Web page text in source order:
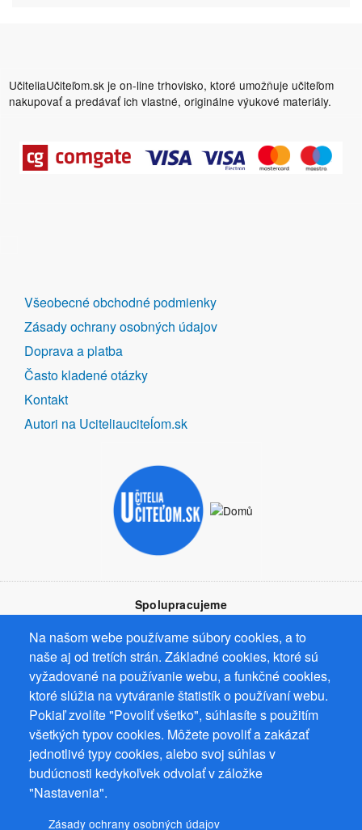
UčiteliaUčiteľom.sk je on-line trhovisko, ktoré umožňuje učiteľom
nakupovať a predávať ich vlastné, originálne výukové materiály.
Na našom webe používame súbory cookies, a to
naše aj od tretích strán. Základné cookies, ktoré sú
vyžadované na používanie webu, a funkčné cookies,
ktoré slúžia na vytváranie štatistík o používaní webu.
Pokiaľ zvolíte "Povoliť všetko", súhlasíte s použitím
všetkých typov cookies. Môžete povoliť a zakázať
jednotlivé typy cookies, alebo svoj súhlas v
budúcnosti kedykoľvek odvolať v záložke
"Nastavenia".
Zásady ochrany osobných údajov
DALŠÍ
ODKAZY
Všeobecné obchodné podmienky
Zásady ochrany osobných údajov
Doprava a platba
Často kladené otázky
Kontakt
Autori na Uciteliauciteĺom.sk
Spolupracujeme
Prevádzkovateľ: Mgr. Bc. Žaneta Radimecká, MBA, Ostrov 256, 561
22 Ostrov, IČ 08993033, DIČ CZ9161263958
© 2026PuzzleWebss.r.o.